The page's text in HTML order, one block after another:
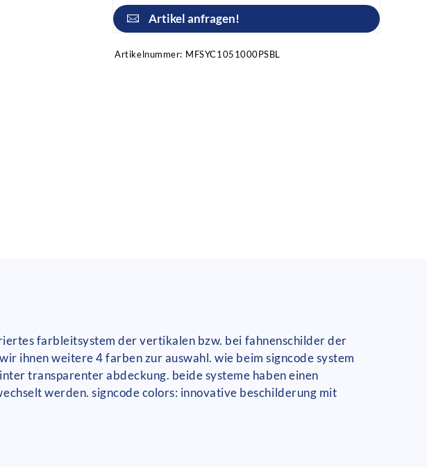
Artikel anfragen!
Artikelnummer: MFSYC1051000PSBL
farbleitsystem der vertikalen bzw. bei fahnenschilder der
ihnen weitere 4 farben zur auswahl. wie beim signcode system
transparenter abdeckung. beide systeme haben einen
werden. signcode colors: innovative beschilderung mit